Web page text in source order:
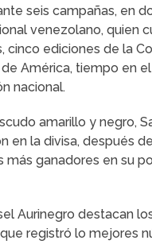
seis campañas, en
venezolano, quien
cinco ediciones de la
América, tiempo en
nacional.
amarillo y negro,
en la divisa, después
ganadores en su
Aurinegro destacan
registró lo mejores